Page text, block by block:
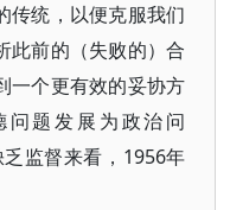
传统，以便克服我们
此前的（失败的）合
一个更有效的妥协方
问题发展为政治问
监督来看，1956年